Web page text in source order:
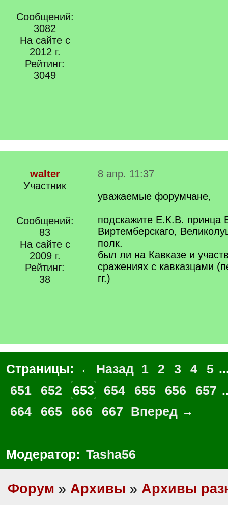
Сообщений:
3082
На сайте с
2012 г.
Рейтинг:
3049
walter
Участник
Сообщений:
83
На сайте с
2009 г.
Рейтинг:
38
8 апр. 11:37
уважаемые форумчане,
подскажите Е.К.В. принца
Виртемберскаго,
полк.
был ли на Кавказе и
сражениях с кавказцами
гг.)
Страницы: ← Назад 1 2 3 4 5
651
652 653 654 655 656 657
664
665 666 667 Вперед →
Модератор: Tasha56
Форум » Архивы » Архивы